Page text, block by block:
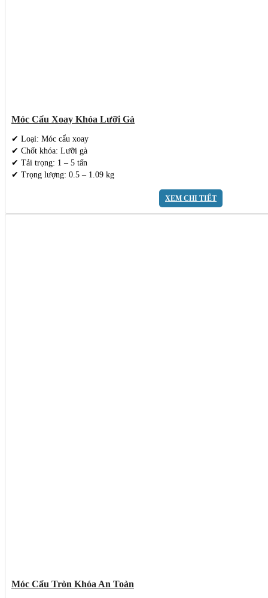
Móc Cẩu Xoay Khóa Lưỡi Gà
✔ Loại: Móc cẩu xoay
✔ Chốt khóa: Lưỡi gà
✔ Tải trọng: 1 – 5 tấn
✔ Trọng lượng: 0.5 – 1.09 kg
XEM CHI TIẾT
Móc Cẩu Tròn Khóa An Toàn